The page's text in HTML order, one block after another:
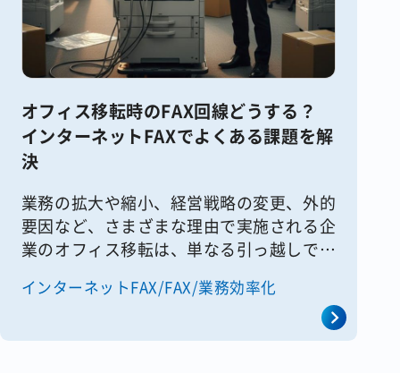
オフィス移転時のFAX回線どうする？
インターネットFAXでよくある課題を解
決
業務の拡大や縮小、経営戦略の変更、外的
要因など、さまざまな理由で実施される企
業のオフィス移転は、単なる引っ越しでは
ネットワーク機器、セキュリティ設備な
[&hellip;]
インターネットFAX/FAX/業務効率化